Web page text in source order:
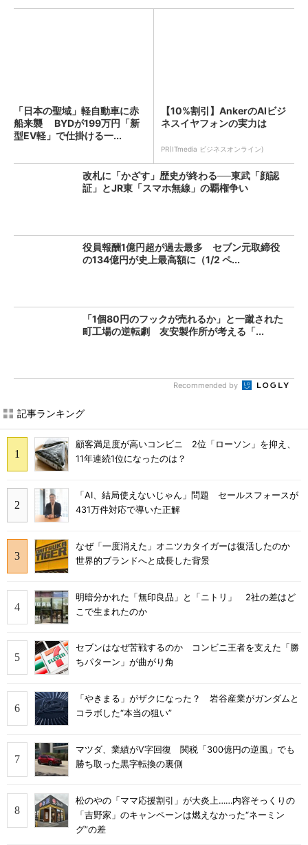
「日本の聖域」軽自動車に赤
船来襲 BYDが199万円「新
型EV軽」で仕掛ける一...
【10%割引】AnkerのAIビジ
ネスイヤフォンの実力は
PR(ITmedia ビジネスオンライン)
改札に「かざす」歴史が終わる──東武「顔認
証」とJR東「スマホ無線」の覇権争い
役員報酬1億円超が過去最多 セブン元取締役
の134億円が史上最高額に（1/2 ペ...
「1個80円のフックが売れるか」と一蹴された
町工場の逆転劇 友安製作所が考える「...
Recommended by
記事ランキング
顧客満足度が高いコンビニ 2位「ローソン」を抑え、
11年連続1位になったのは？
「AI、結局使えないじゃん」問題 セールスフォースが
431万件対応で導いた正解
なぜ「一度消えた」オニツカタイガーは復活したのか
世界的ブランドへと成長した背景
明暗分かれた「無印良品」と「ニトリ」 2社の差はど
こで生まれたのか
セブンはなぜ苦戦するのか コンビニ王者を支えた「勝
ちパターン」が曲がり角
「やきまる」がザクになった？ 岩谷産業がガンダムと
コラボした“本当の狙い”
マツダ、業績がV字回復 関税「300億円の逆風」でも
勝ち取った黒字転換の裏側
松のやの「ママ応援割引」が大炎上……内容そっくりの
「吉野家」のキャンペーンは燃えなかった“ネーミン
グ”の差